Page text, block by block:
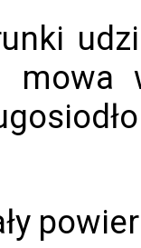
mowa